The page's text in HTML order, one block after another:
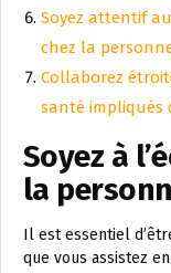
Soyez attentif
chez la
Collaborez
santé impliqués
Soyez à
la
Il est essentiel
que vous assistez